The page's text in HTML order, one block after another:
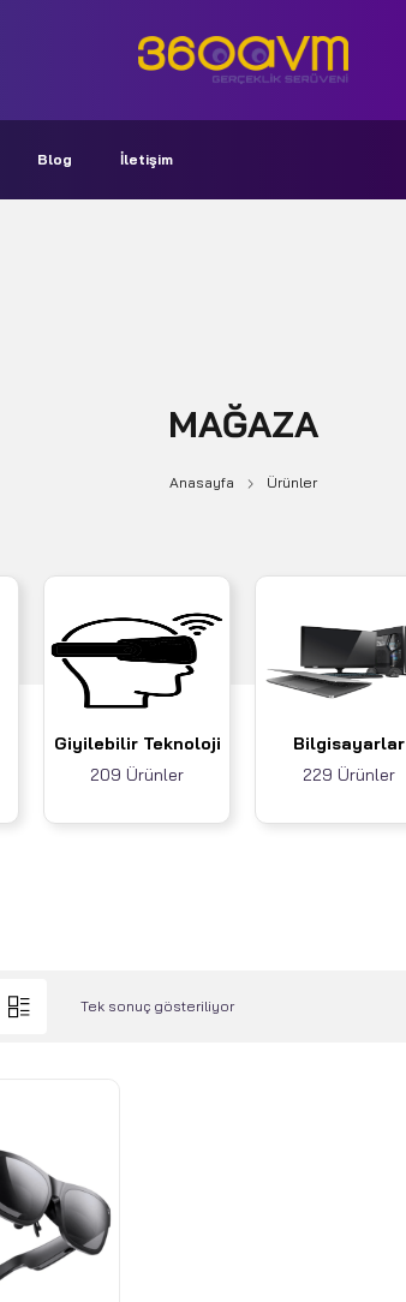
Blog İletişim
MAĞAZA
Anasayfa Ürünler
Giyilebilir Teknoloji
209 Ürünler
Bilgisayarlar
229 Ürünler
Tek sonuç gösteriliyor